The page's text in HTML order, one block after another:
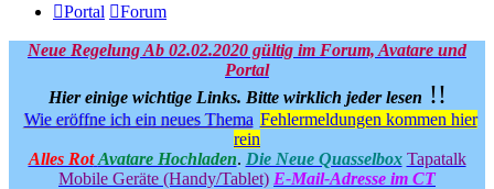
Portal Forum
Neue Regelung Ab 02.02.2020 gültig im Forum, Avatare und
Portal
Hier einige wichtige Links. Bitte wirklich jeder lesen !!
Wie eröffne ich ein neues Thema Fehlermeldungen kommen hier
rein
Alles Rot Avatare Hochladen. Die Neue Quasselbox Tapatalk
Mobile Geräte (Handy/Tablet) E-Mail-Adresse im CT